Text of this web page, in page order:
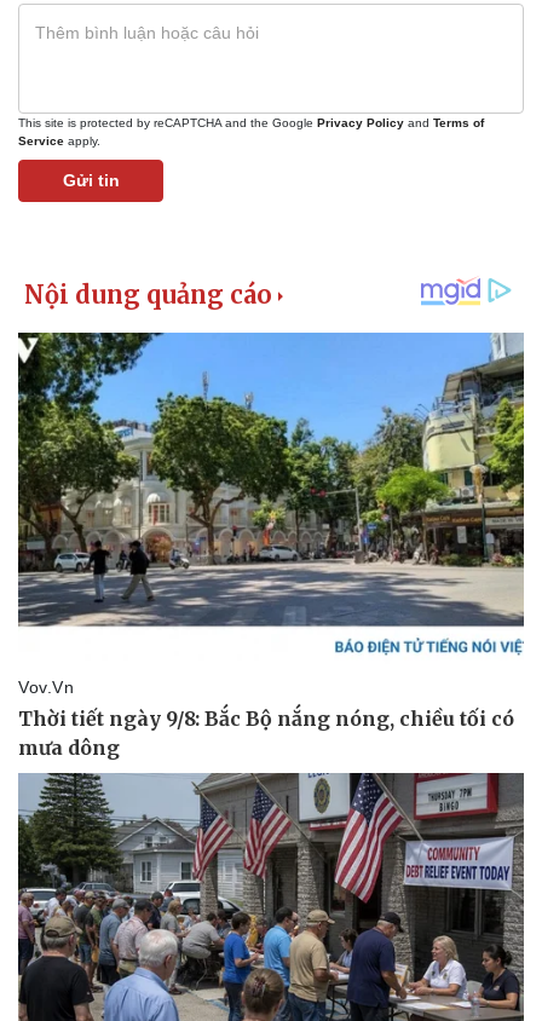
Kinh tế
Bất động sản
Khởi nghiệp
Tiêu dùng
Giá cà phê
This site is protected by reCAPTCHA and the Google Privacy Policy and Terms of
Service apply.
Gửi tin